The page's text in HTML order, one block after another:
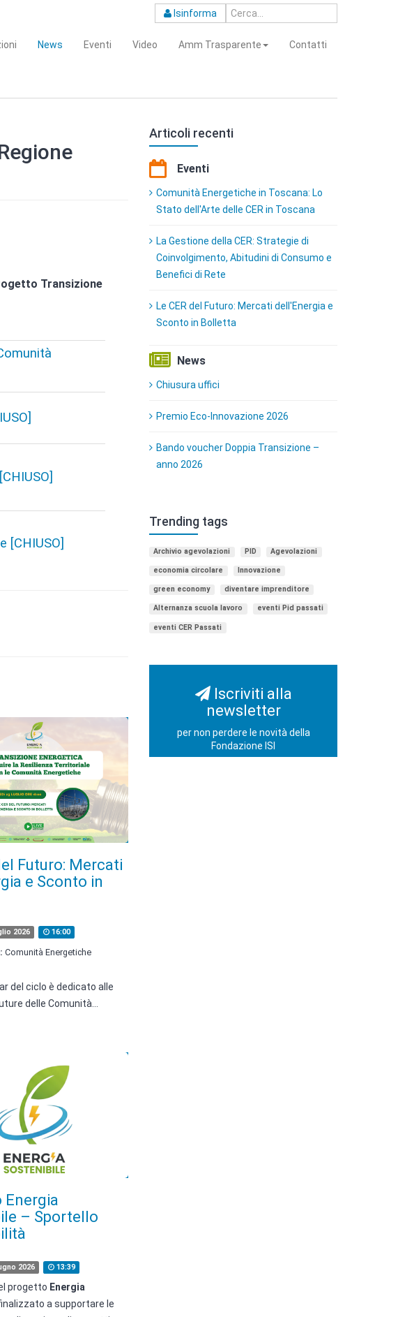
Isinforma
News Eventi Video Amm Trasparente Contatti
Transizione
[CHIUSO]
Futuro: Mercati
e Sconto in
2026 16:00
Comunità Energetiche
del ciclo è dedicato alle
delle Comunità…
Energia
– Sportello
2026 13:39
progetto Energia
a supportare le
Articoli recenti
Eventi
Comunità Energetiche in Toscana: Lo
Stato dell'Arte delle CER in Toscana
La Gestione della CER: Strategie di
Coinvolgimento, Abitudini di Consumo e
Benefici di Rete
Le CER del Futuro: Mercati dell'Energia e
Sconto in Bolletta
News
Chiusura uffici
Premio Eco-Innovazione 2026
Bando voucher Doppia Transizione –
anno 2026
Trending tags
Archivio agevolazioni PID Agevolazioni
economia circolare Innovazione
green economy diventare imprenditore
Alternanza scuola lavoro eventi Pid passati
eventi CER Passati
Iscriviti alla
newsletter
per non perdere le novità della
Fondazione ISI